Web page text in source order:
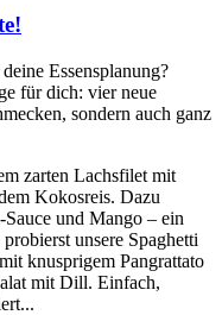
Essensplanung?
für dich: vier neue
sondern auch ganz
zarten Lachsfilet mit
Kokosreis. Dazu
und Mango – ein
unsere Spaghetti
knusprigem Pangrattato
mit Dill. Einfach,